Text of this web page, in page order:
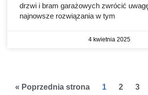
drzwi i bram garażowych zwrócić
najnowsze rozwiązania w tym
4 kwietnia 2025
« Poprzednia strona 1 2 3